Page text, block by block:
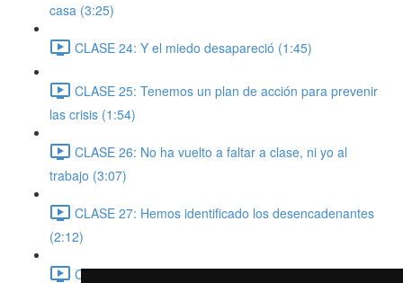
casa (3:25)
CLASE 24: Y el miedo desapareció (1:45)
CLASE 25: Tenemos un plan de acción para prevenir
las crisis (1:54)
CLASE 26: No ha vuelto a faltar a clase, ni yo al
trabajo (3:07)
CLASE 27: Hemos identificado los desencadenantes
(2:12)
CLASE 28: Sabemos ajustar la medicación (1:03)